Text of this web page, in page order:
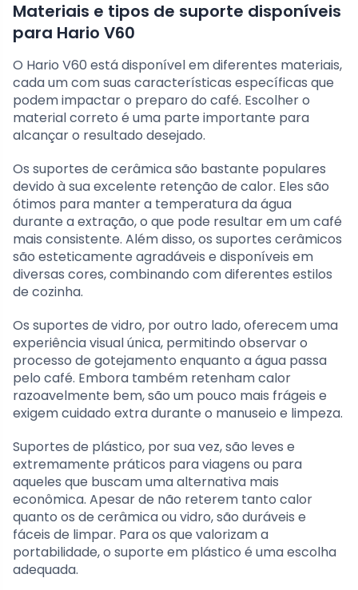
Materiais e tipos de suporte disponíveis
para Hario V60
O Hario V60 está disponível em diferentes materiais,
cada um com suas características específicas que
podem impactar o preparo do café. Escolher o
material correto é uma parte importante para
alcançar o resultado desejado.
Os suportes de cerâmica são bastante populares
devido à sua excelente retenção de calor. Eles são
ótimos para manter a temperatura da água
durante a extração, o que pode resultar em um café
mais consistente. Além disso, os suportes cerâmicos
são esteticamente agradáveis e disponíveis em
diversas cores, combinando com diferentes estilos
de cozinha.
Os suportes de vidro, por outro lado, oferecem uma
experiência visual única, permitindo observar o
processo de gotejamento enquanto a água passa
pelo café. Embora também retenham calor
razoavelmente bem, são um pouco mais frágeis e
exigem cuidado extra durante o manuseio e limpeza.
Suportes de plástico, por sua vez, são leves e
extremamente práticos para viagens ou para
aqueles que buscam uma alternativa mais
econômica. Apesar de não reterem tanto calor
quanto os de cerâmica ou vidro, são duráveis e
fáceis de limpar. Para os que valorizam a
portabilidade, o suporte em plástico é uma escolha
adequada.